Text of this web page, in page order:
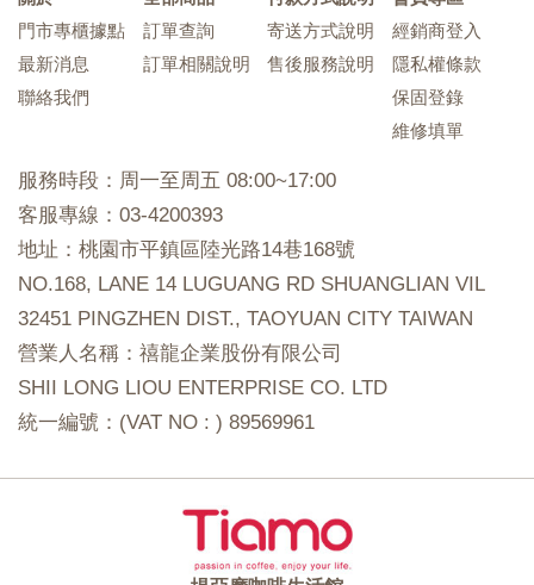
門市專櫃據點
最新消息
聯絡我們
訂單查詢
訂單相關說明
寄送方式說明
售後服務說明
經銷商登入
隱私權條款
保固登錄
維修填單
服務時段：周一至周五 08:00~17:00
客服專線：03-4200393
地址：桃園市平鎮區陸光路14巷168號
NO.168, LANE 14 LUGUANG RD SHUANGLIAN VIL
32451 PINGZHEN DIST., TAOYUAN CITY TAIWAN
營業人名稱：禧龍企業股份有限公司
SHII LONG LIOU ENTERPRISE CO. LTD
統一編號：(VAT NO : ) 89569961